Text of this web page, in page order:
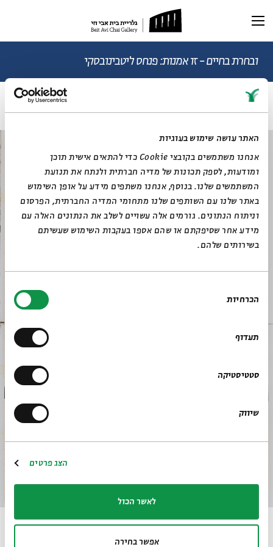
האתר עושה שימוש בעוגיות
אנחנו משתמשים בקובצי Cookie כדי להתאים אישית תוכן
ומודעות, לספק תכונות של מדיה חברתית ולנתח את תנועת
המשתמשים שלנו. בנוסף, אנחנו משתפים מידע על אופן השימוש
באתר שלנו עם השותפים שלנו מתחומי המדיה החברתית, הפרסום
וניתוח הנתונים. גורמים אלה עשויים לשלב את הנתונים האלה עם
מידע אחר שסיפקתם או שהם אספו בעקבות השימוש שעשיתם
בשירותים שלהם.
הסכמה
הכרחיות
תעדוף
סטטיסטיקה
שיווק
הצג פרטים
לאשר הכול
אפשר בחירה
תערוכה וירטואלית
ביוגרפיה
מאמרים וכתבות
וידאו
דיוקן AI
לאתר בית אבי חי
ובחרת בחיים - זו אמנות: פנחס ליטבינובסקי
דוד בן־גוריון (1886–1973)
שנות החמישים, שמן על נייר, 64X51